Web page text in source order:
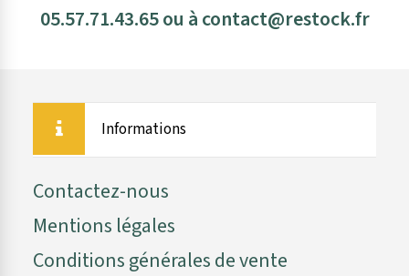
05.57.71.43.65ou àcontact@restock.fr
Informations
Contactez-nous
Mentions légales
Conditions générales de vente